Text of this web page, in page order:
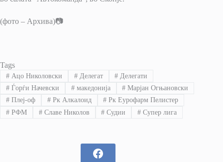
(фото – Архива)📷
Tags
#Ацо Николовски #Делегат # Делегати
#Ѓорѓи Начевски #македонија # Марјан Огњановски
#Плеј-оф #Рк Алкалоид # Рк Еурофарм Пелистер
#РФМ #Славе Николов # Судии # Супер лига